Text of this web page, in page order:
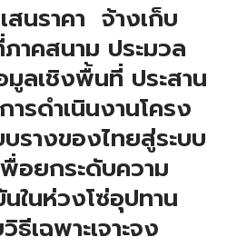
สนราคา จ้างเก็บ
าคสนาม ประมวล
มูลเชิงพื้นที่ ประสาน
รดำเนินงานโครง
รางของไทยสู่ระบบ
อยกระดับความ
ในห่วงโซ่อุปทาน
เฉพาะเจาะจง